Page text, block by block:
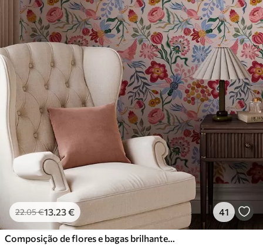
22.05€13.23€ 41
Composição de flores e bagas brilhantes com papagaios